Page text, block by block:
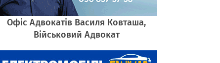
Офіс Адвокатів Василя Ковташа,
Військовий Адвокат